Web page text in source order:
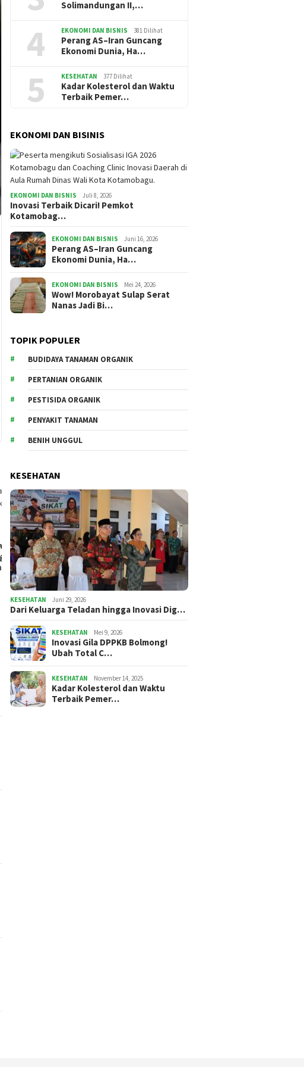
Juli 3, 2025
Hadits Nabi
Juli 2, 2025
Hadits Qudsi : Antara
Inovasi Terbaik Dicari!
Pemkot Kotamobagu
Siapkan hadiah Rp27 Juta
Potret Pejabat Cari Aman
Solimandungan II,…
4 EKONOMI DAN BISNIS 381 Dilihat
Perang AS–Iran Guncang
Ekonomi Dunia, Ha…
5 KESEHATAN 377 Dilihat
Kadar Kolesterol dan Waktu
Terbaik Pemer…
EKONOMI DAN BISINIS
EKONOMI DAN BISNIS Juli 8, 2026
Inovasi Terbaik Dicari! Pemkot
Kotamobag…
EKONOMI DAN BISNIS Juni 16, 2026
Perang AS–Iran Guncang
Ekonomi Dunia, Ha…
EKONOMI DAN BISNIS Mei 24, 2026
Wow! Morobayat Sulap Serat
Nanas Jadi Bi…
TOPIK POPULER
BUDIDAYA TANAMAN ORGANIK
PERTANIAN ORGANIK
PESTISIDA ORGANIK
PENYAKIT TANAMAN
BENIH UNGGUL
KESEHATAN
KESEHATAN Juni 29, 2026
Dari Keluarga Teladan hingga Inovasi Dig…
KESEHATAN Mei 9, 2026
Inovasi Gila DPPKB Bolmong!
Ubah Total C…
KESEHATAN November 14, 2025
Kadar Kolesterol dan Waktu
Terbaik Pemer…